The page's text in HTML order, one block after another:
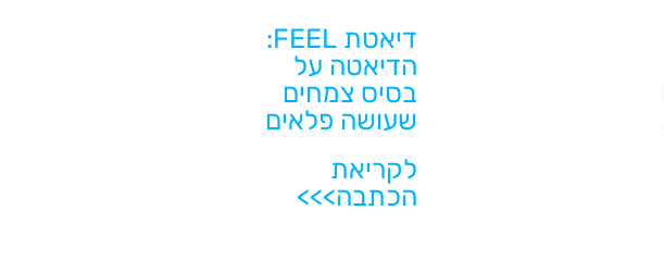
דיאטת FEEL:
הדיאטה על
בסיס צמחים
שעושה פלאים
לקריאת
הכתבה>>>